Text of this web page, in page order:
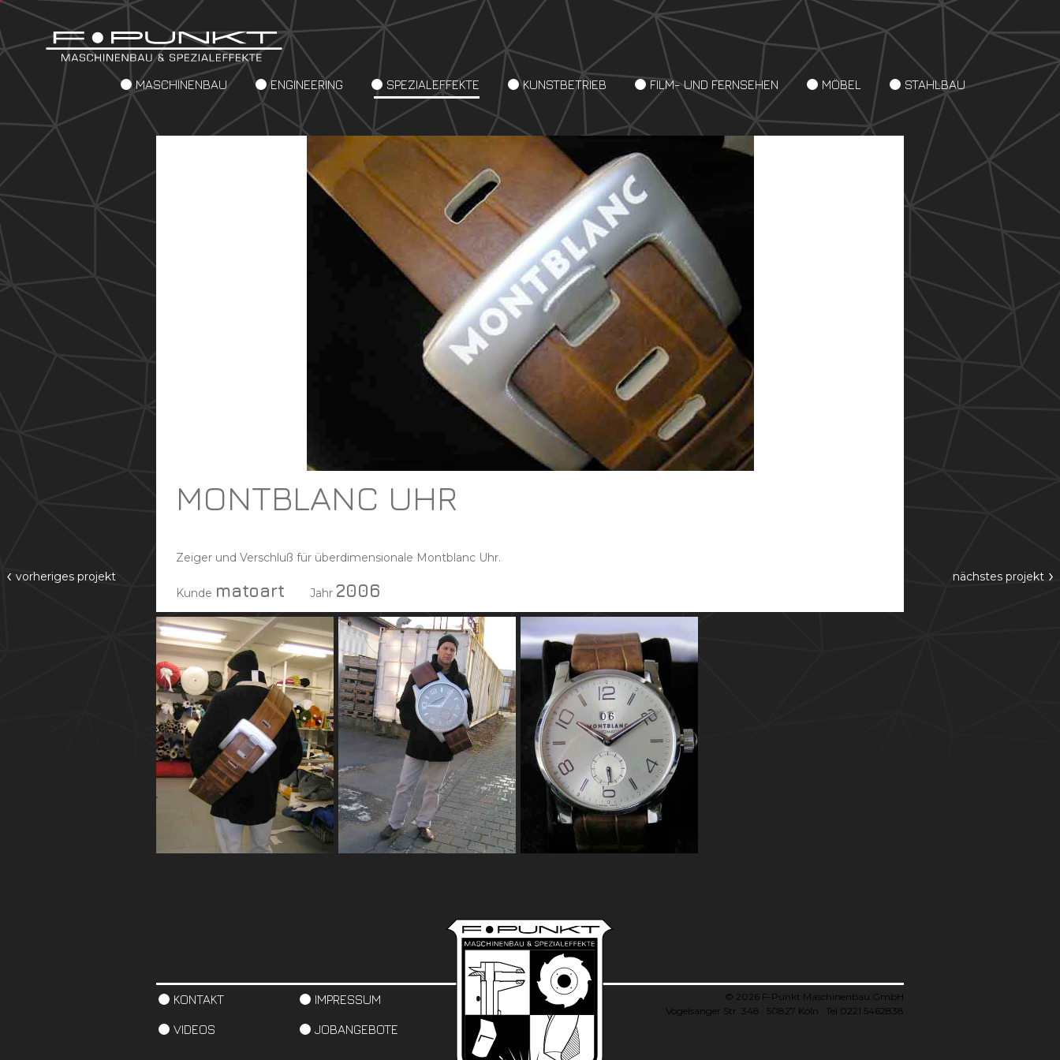
MASCHINENBAU ENGINEERING SPEZIALEFFEKTE KUNSTBETRIEB FILM- UND FERNSEHEN MÖBEL STAHLBAU
MONTBLANC UHR
Zeiger und Verschluß für überdimensionale Montblanc Uhr.
Kunde matoart Jahr 2006
‹ vorheriges projekt nächstes projekt ›
KONTAKT IMPRESSUM
VIDEOS JOBANGEBOTE
© 2026 F-Punkt Maschinenbau GmbH
Vogelsanger Str. 348 · 50827 Köln · Tel 0221 5462838